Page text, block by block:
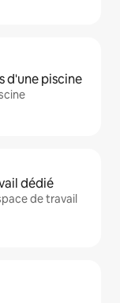
d'une piscine
dédié
de travail